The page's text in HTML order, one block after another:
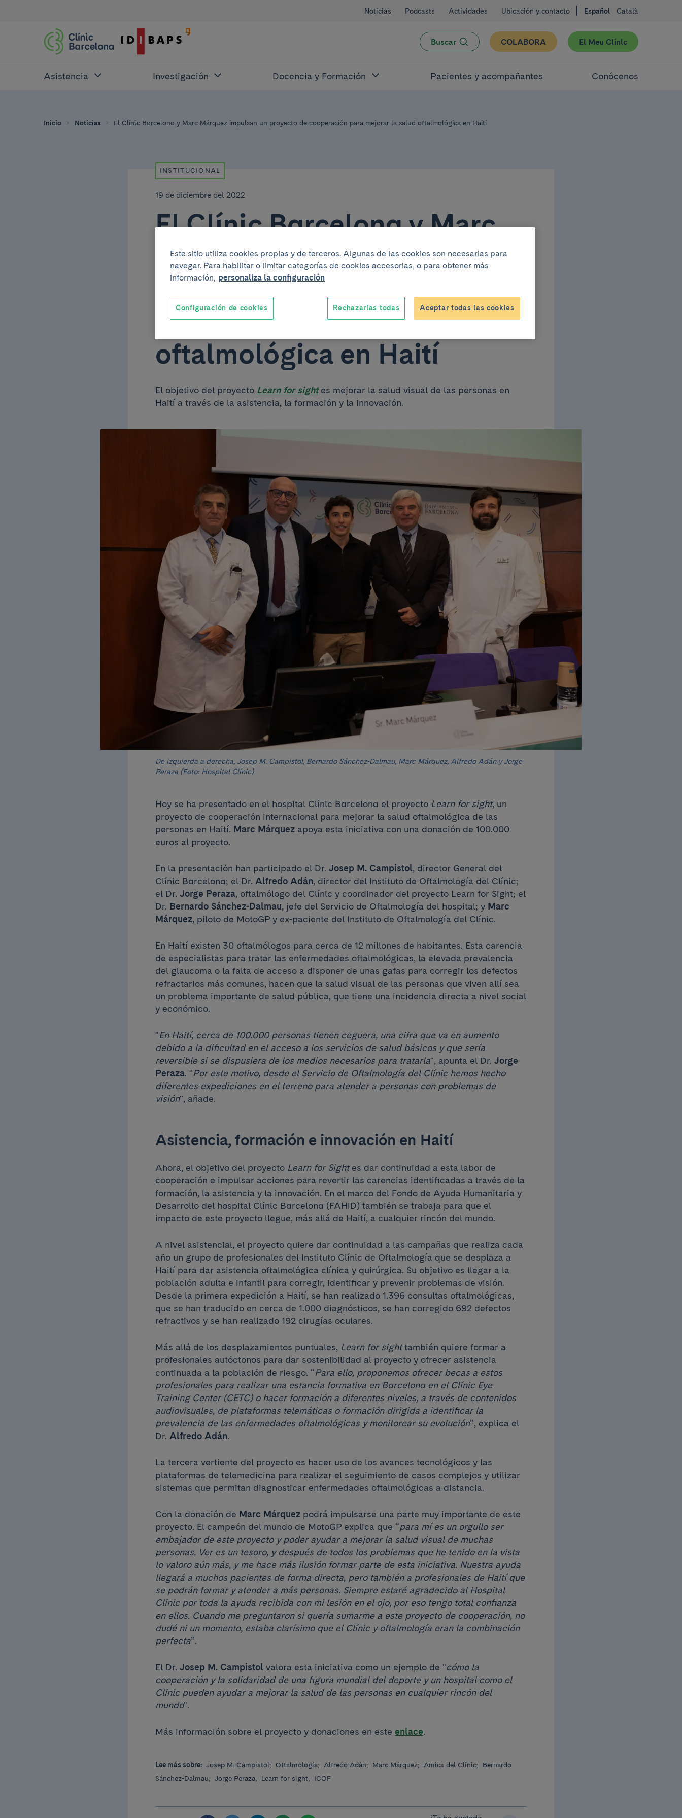
Noticias Podcasts Actividades Ubicación y contacto Español Català
Buscar COLABORA El Meu Clínic
Asistencia Investigación Docencia y Formación Pacientes y acompañantes Conócenos
Inicio Noticias El Clínic Barcelona y Marc Márquez impulsan un proyecto de cooperación para mejorar la salud oftalmológica en Haití
INSTITUCIONAL
19 de diciembre del 2022
El Clínic Barcelona y Marc
Márquez impulsan un
proyecto de cooperación
para mejorar la salud
oftalmológica en Haití
El objetivo del proyecto Learn for sightes mejorar la salud visual de las personas en
Haití a través de la asistencia, la formación y la innovación.
De izquierda a derecha, Josep M. Campistol, Bernardo Sánchez-Dalmau, Marc Márquez, Alfredo Adán y Jorge
Peraza (Foto: Hospital Clínic)
Hoy se ha presentado en el hospital Clínic Barcelona el proyecto Learn for sight, un
proyecto de cooperación internacional para mejorar la salud oftalmológica de las
personas en Haití. Marc Márquez apoya esta iniciativa con una donación de 100.000
euros al proyecto.
En la presentación han participado el Dr. Josep M. Campistol, director General del
Clínic Barcelona; el Dr. Alfredo Adán, director del Instituto de Oftalmología del Clínic;
el Dr. Jorge Peraza, oftalmólogo del Clínic y coordinador del proyecto Learn for Sight; el
Dr. Bernardo Sánchez-Dalmau, jefe del Servicio de Oftalmología del hospital; y Marc
Márquez, piloto de MotoGP y ex-paciente del Instituto de Oftalmología del Clínic.
En Haití existen 30 oftalmólogos para cerca de 12 millones de habitantes. Esta carencia
de especialistas para tratar las enfermedades oftalmológicas, la elevada prevalencia
del glaucoma o la falta de acceso a disponer de unas gafas para corregir los defectos
refractarios más comunes, hacen que la salud visual de las personas que viven allí sea
un problema importante de salud pública, que tiene una incidencia directa a nivel social
y económico.
"En Haití, cerca de 100.000 personas tienen ceguera, una cifra que va en aumento
debido a la dificultad en el acceso a los servicios de salud básicos y que sería
reversible si se dispusiera de los medios necesarios para tratarla", apunta el Dr. Jorge
Peraza. "Por este motivo, desde el Servicio de Oftalmología del Clínic hemos hecho
diferentes expediciones en el terreno para atender a personas con problemas de
visión", añade.
Asistencia, formación e innovación en Haití
Ahora, el objetivo del proyecto Learn for Sightes dar continuidad a esta labor de
cooperación e impulsar acciones para revertir las carencias identificadas a través de la
formación, la asistencia y la innovación. En el marco del Fondo de Ayuda Humanitaria y
Desarrollo del hospital Clínic Barcelona (FAHiD) también se trabaja para que el
impacto de este proyecto llegue, más allá de Haití, a cualquier rincón del mundo.
A nivel asistencial, el proyecto quiere dar continuidad a las campañas que realiza cada
año un grupo de profesionales del Instituto Clínic de Oftalmología que se desplaza a
Haití para dar asistencia oftalmológica clínica y quirúrgica. Su objetivo es llegar a la
población adulta e infantil para corregir, identificar y prevenir problemas de visión.
Desde la primera expedición a Haití, se han realizado 1.396 consultas oftalmológicas,
que se han traducido en cerca de 1.000 diagnósticos, se han corregido 692 defectos
refractivos y se han realizado 192 cirugías oculares.
Más allá de los desplazamientos puntuales, Learn for sighttambién quiere formar a
profesionales autóctonos para dar sostenibilidad al proyecto y ofrecer asistencia
continuada a la población de riesgo. “Para ello, proponemos ofrecer becas a estos
profesionales para realizar una estancia formativa en Barcelona en el Clínic Eye
Training Center (CETC) o hacer formación a diferentes niveles, a través de contenidos
audiovisuales, de plataformas telemáticas o formación dirigida a identificar la
prevalencia de las enfermedades oftalmológicas y monitorear su evolución”, explica el
Dr. Alfredo Adán.
La tercera vertiente del proyecto es hacer uso de los avances tecnológicos y las
plataformas de telemedicina para realizar el seguimiento de casos complejos y utilizar
sistemas que permitan diagnosticar enfermedades oftalmológicas a distancia.
Con la donación de Marc Márquez podrá impulsarse una parte muy importante de este
proyecto. El campeón del mundo de MotoGP explica que “para mí es un orgullo ser
embajador de este proyecto y poder ayudar a mejorar la salud visual de muchas
personas. Ver es un tesoro, y después de todos los problemas que he tenido en la vista
lo valoro aún más, y me hace más ilusión formar parte de esta iniciativa. Nuestra ayuda
llegará a muchos pacientes de forma directa, pero también a profesionales de Haití que
se podrán formar y atender a más personas. Siempre estaré agradecido al Hospital
Clínic por toda la ayuda recibida con mi lesión en el ojo, por eso tengo total confianza
en ellos. Cuando me preguntaron si quería sumarme a este proyecto de cooperación, no
dudé ni un momento, estaba clarísimo que el Clínic y oftalmología eran la combinación
perfecta”.
El Dr. Josep M. Campistol valora esta iniciativa como un ejemplo de "cómo la
cooperación y la solidaridad de una figura mundial del deporte y un hospital como el
Clínic pueden ayudar a mejorar la salud de las personas en cualquier rincón del
mundo".
Más información sobre el proyecto y donaciones en este enlace.
Lee más sobre: Josep M. Campistol; Oftalmología; Alfredo Adán; Marc Márquez; Amics del Clínic;
Bernardo
Sánchez-Dalmau; Jorge Peraza; Learn for sight; ICOF
Este sitio utiliza cookies propias y de terceros. Algunas de las cookies son necesarias para
navegar. Para habilitar o limitar categorías de cookies accesorias, o para obtener más
información, personaliza la configuración
Rechazarlas todas Aceptar todas las cookies
Configuración de cookies